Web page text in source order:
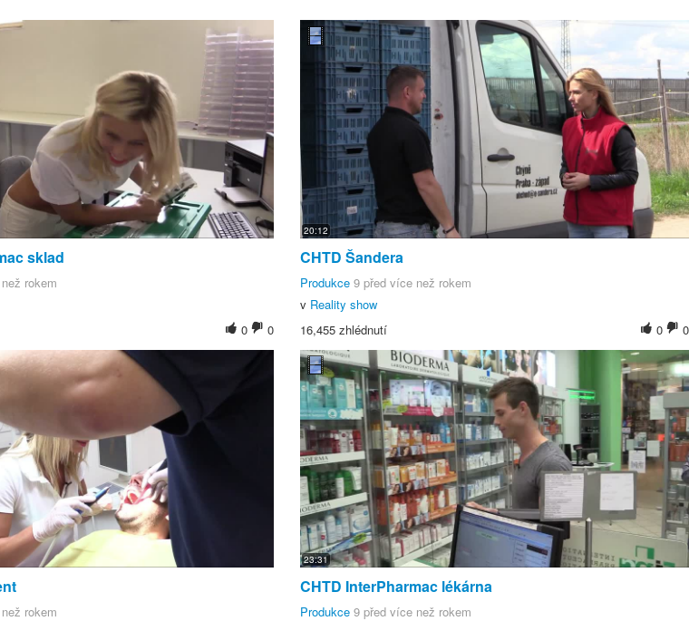
sklad
rokem
0
0
20:12
CHTD Šandera
Produkce 9 před více než rokem
v Reality show
0
0
16,455 zhlédnutí
rokem
23:31
CHTD InterPharmac lékárna
Produkce 9 před více než rokem